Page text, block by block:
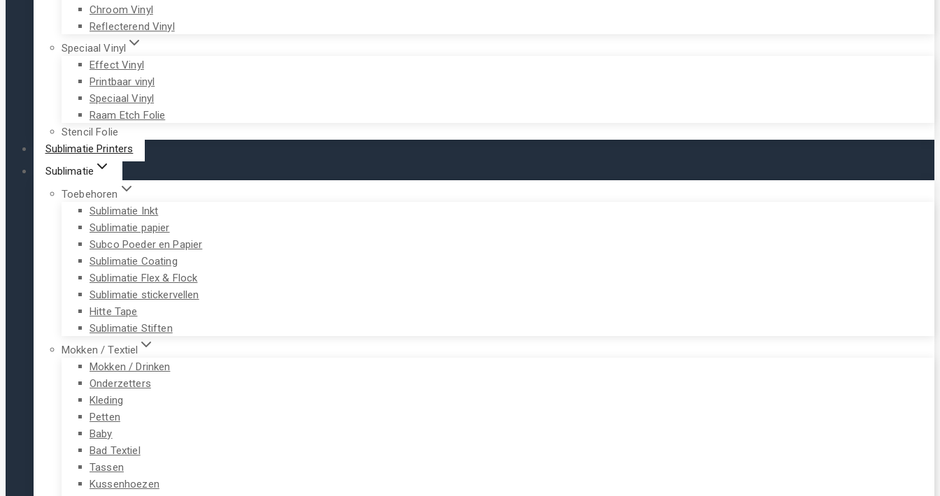
Chroom Vinyl
Reflecterend Vinyl
Speciaal Vinyl
Effect Vinyl
Printbaar vinyl
Speciaal Vinyl
Raam Etch Folie
Stencil Folie
Sublimatie Printers
Sublimatie
Toebehoren
Sublimatie Inkt
Sublimatie papier
Subco Poeder en Papier
Sublimatie Coating
Sublimatie Flex & Flock
Sublimatie stickervellen
Hitte Tape
Sublimatie Stiften
Mokken / Textiel
Mokken / Drinken
Onderzetters
Kleding
Petten
Baby
Bad Textiel
Tassen
Kussenhoezen